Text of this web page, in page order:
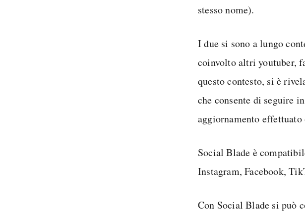
stesso nome).
I due si sono a lungo
coinvolto altri youtuber,
questo contesto, si è
che consente di seguire
aggiornamento effettuato
Social Blade è
Instagram, Facebook,
Con Social Blade si può